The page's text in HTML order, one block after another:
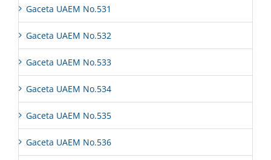
Gaceta UAEM No.531
Gaceta UAEM No.532
Gaceta UAEM No.533
Gaceta UAEM No.534
Gaceta UAEM No.535
Gaceta UAEM No.536